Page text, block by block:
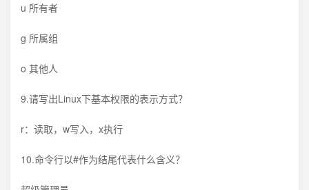
u 所有者
g 所属组
o 其他人
9.请写出Linux下基本权限的表示方式？
r：读取，w写入，x执行
10.命令行以#作为结尾代表什么含义？